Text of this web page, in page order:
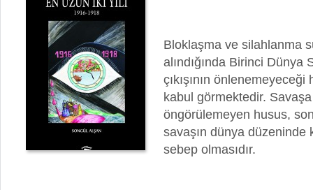
Bloklaşma ve silahlanma
alındığında Birinci Dünya
çıkışının
kabul görmektedir.
öngörülemeyen husus,
savaşın dünya düzeninde
sebep olmasıdır.